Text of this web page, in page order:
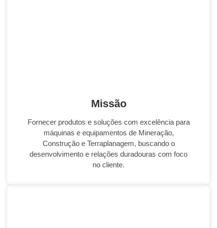
Missão
Fornecer produtos e soluções com excelência para
máquinas e equipamentos de Mineração,
Construção e Terraplanagem, buscando o
desenvolvimento e relações duradouras com foco
no cliente.